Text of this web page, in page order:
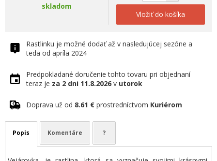
skladom
Vložiť do košíka
Rastlinku je možné dodať až v nasledujúcej sezóne a
teda od apríla 2024
Predpokladané doručenie tohto tovaru pri objednaní
teraz je za 2 dni 11.8.2026 v utorok
Doprava už od 8.61 € prostredníctvom Kuriérom
Popis Komentáre ?